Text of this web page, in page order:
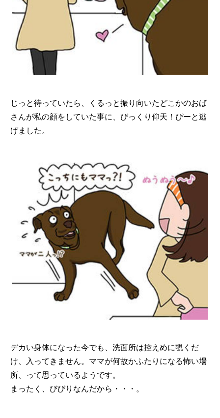
じっと待っていたら、くるっと振り向いたどこかのおば
さんが私の顔をしていた事に、びっくり仰天！ぴーと逃
げました。
デカい身体になった今でも、洗面所は控えめに覗くだ
け、入ってきません。ママが何故かふたりになる怖い場
所、って思っているようです。
まったく、びびりなんだから・・・。